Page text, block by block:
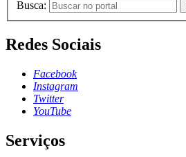
Busca:
Redes Sociais
Facebook
Instagram
Twitter
YouTube
Serviços